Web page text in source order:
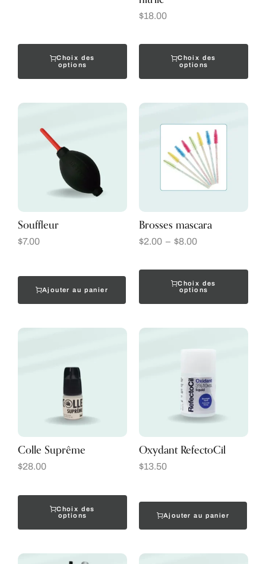
Choix des
options
$18.00
Choix des
options
Souffleur
$7.00
Ajouter au panier
Brosses mascara
$2.00 – $8.00
Choix des
options
Colle Suprême
$28.00
Choix des
options
Oxydant RefectoCil
$13.50
Ajouter au panier